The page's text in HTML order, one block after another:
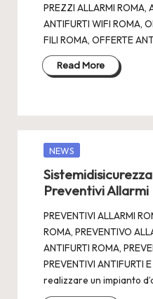
PREZZI ALLARMI ROMA,
ANTIFURTI WIFI ROMA,
FILI ROMA, OFFERTE
Read More
Posted
NEWS
Preventivi Allarmi
PREVENTIVI ALLARMI
ROMA, PREVENTIVO
ANTIFURTI ROMA,
PREVENTIVI ANTIFURTI
realizzare un impianto